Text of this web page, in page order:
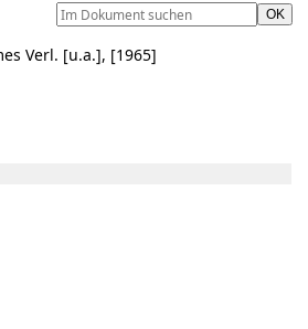
Verl. [u.a.], [1965]